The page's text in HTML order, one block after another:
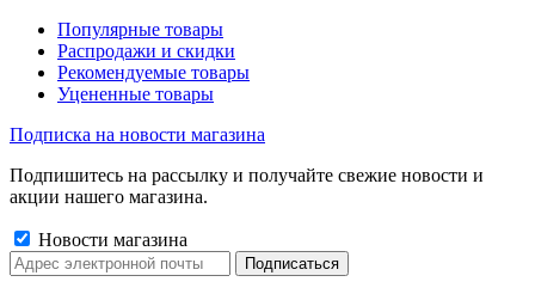
Популярные товары
Распродажи и скидки
Рекомендуемые товары
Уцененные товары
Подписка на новости магазина
Подпишитесь на рассылку и получайте свежие новости и
акции нашего магазина.
Новости магазина